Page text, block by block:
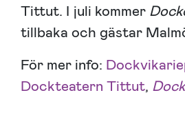
Tittut. I juli kommer
tillbaka och gästar
För mer info:
Dockteatern Tittut,